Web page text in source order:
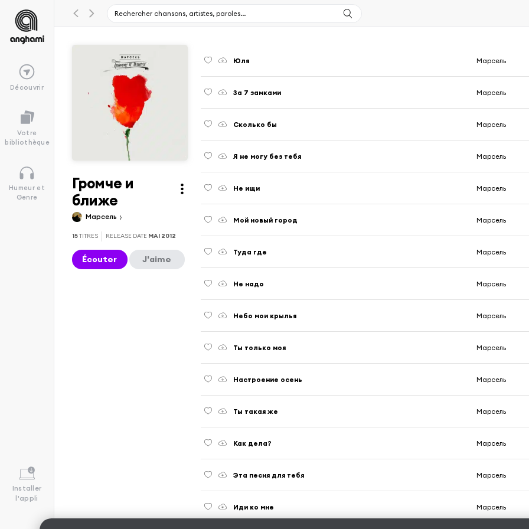
Découvrir
Votre
bibliothèque
Humeur et
Genre
Installer
l'appli
Громче и
ближе
Марсель
15TITRES RELEASE DATE MAI 2012
Écouter J'aime
Юля Марсель
За 7 замками Марсель
Сколько бы Марсель
Я не могу без тебя Марсель
Не ищи Марсель
Мой новый город Марсель
Туда где Марсель
Не надо Марсель
Небо мои крылья Марсель
Ты только моя Марсель
Настроение осень Марсель
Ты такая же Марсель
Как дела? Марсель
Эта песня для тебя Марсель
Иди ко мне Марсель